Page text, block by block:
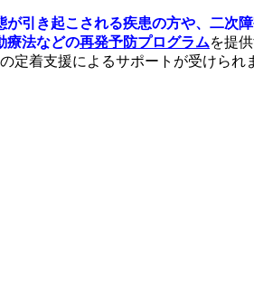
が引き起こされる疾患の方や、二次
療法などの再発予防プログラムを提
定着支援によるサポートが受けられ